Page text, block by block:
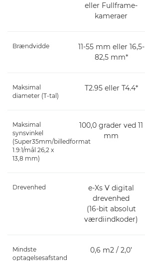
eller Fullframe-
kameraer
Brændvidde
11-55 mm eller 16,5-
82,5 mm*
Maksimal
diameter (T-tal)
T2.95 eller T4.4*
Maksimal
synsvinkel
(Super35mm/billedformat
1.9:1/mål 26,2 x
13,8 mm)
100,0 grader ved 11
mm
Drevenhed
e-Xs V digital
drevenhed
(16-bit absolut
værdiindkoder)
Mindste
optagelsesafstand
0,6 m2 / 2,0’